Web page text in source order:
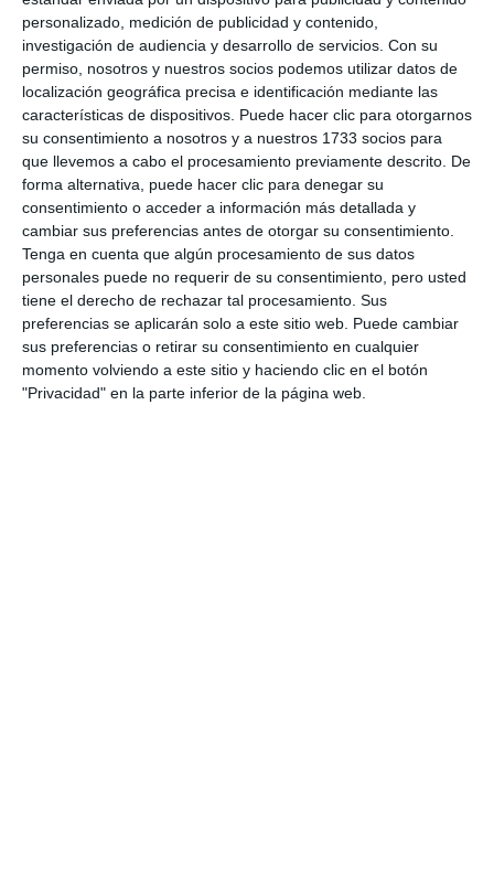
personalizado, medición de publicidad y contenido,
investigación de audiencia y desarrollo de servicios. Con su
permiso, nosotros y nuestros socios podemos utilizar datos de
localización geográfica precisa e identificación mediante las
características de dispositivos. Puede hacer clic para otorgarnos
su consentimiento a nosotros y a nuestros 1733 socios para
que llevemos a cabo el procesamiento previamente descrito. De
forma alternativa, puede hacer clic para denegar su
consentimiento o acceder a información más detallada y
cambiar sus preferencias antes de otorgar su consentimiento.
Tenga en cuenta que algún procesamiento de sus datos
personales puede no requerir de su consentimiento, pero usted
tiene el derecho de rechazar tal procesamiento. Sus
preferencias se aplicarán solo a este sitio web. Puede cambiar
sus preferencias o retirar su consentimiento en cualquier
momento volviendo a este sitio y haciendo clic en el botón
"Privacidad" en la parte inferior de la página web.